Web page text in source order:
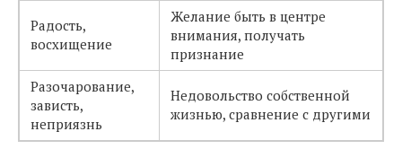
Радость,
восхищение
Желание быть в центре
внимания, получать
признание
Разочарование,
зависть,
неприязнь
Недовольство собственной
жизнью, сравнение с другими